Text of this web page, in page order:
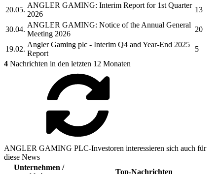
20.05.
ANGLER GAMING: Interim Report for 1st Quarter
2026
13
30.04.
ANGLER GAMING: Notice of the Annual General
Meeting 2026
20
19.02.
Angler Gaming plc - Interim Q4 and Year-End 2025
Report
5
4 Nachrichten in den letzten 12 Monaten
ANGLER GAMING PLC-Investoren interessieren sich auch für
diese News
Unternehmen /
Top-Nachrichten